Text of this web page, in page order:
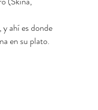
ahí es donde
en su plato.